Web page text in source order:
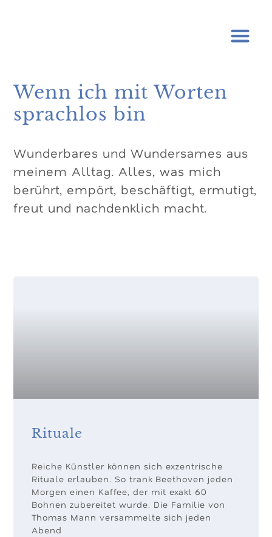
Wenn ich mit Worten
sprachlos bin
Wunderbares und Wundersames aus
meinem Alltag. Alles, was mich
berührt, empört, beschäftigt, ermutigt,
freut und nachdenklich macht.
Rituale
Reiche Künstler können sich exzentrische
Rituale erlauben. So trank Beethoven jeden
Morgen einen Kaffee, der mit exakt 60
Bohnen zubereitet wurde. Die Familie von
Thomas Mann versammelte sich jeden
Abend